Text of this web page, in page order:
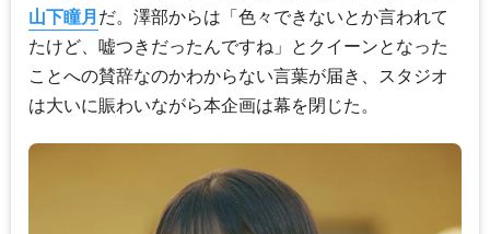
山下瞳月だ。澤部からは「色々できないとか言われて
たけど、嘘つきだったんですね」とクイーンとなった
ことへの賛辞なのかわからない言葉が届き、スタジオ
は大いに賑わいながら本企画は幕を閉じた。